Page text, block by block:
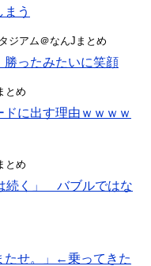
う
ジアム＠なんJまとめ
勝ったみたいに笑顔
とめ
に出す理由ｗｗｗｗ
とめ
続く」 バブルではな
たせ。」←乗ってきた